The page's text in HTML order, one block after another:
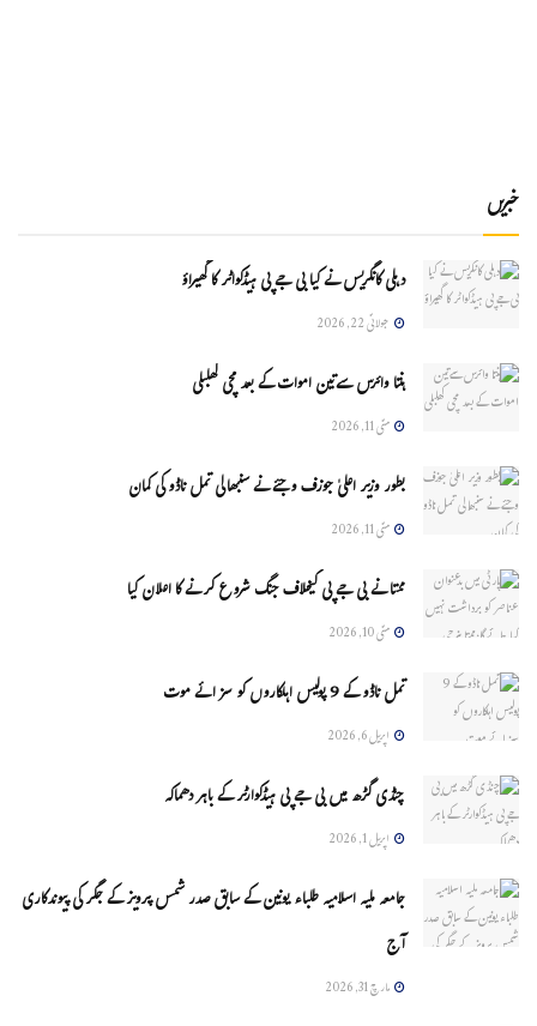
خبریں
دہلی کانگریس نے کیا بی جے پی ہیڈکواٹر کا گھیراؤ
جولائی 22, 2026
ہنتا وائرس سےتین اموات کے بعد مچی کھلبلی
مئی 11, 2026
بطور وزیر اعلیٰ جوزف وجئے نے سنبھالی تمل ناڈو کی کمان
مئی 11, 2026
ممتا نے بی جے پی کیخلاف جنگ شروع کرنے کا اعلان کیا
مئی 10, 2026
تمل ناڈو کے 9 پولیس اہلکاروں کو سزائے موت
اپریل 6, 2026
چنڈی گڑھ میں بی جے پی ہیڈکوارٹر کے باہر دھماکہ
اپریل 1, 2026
جامعہ ملیہ اسلامیہ طلباء یونین کے سابق صدر شمس پرویز کے جگر کی پیوندکاری
آج
مارچ 31, 2026